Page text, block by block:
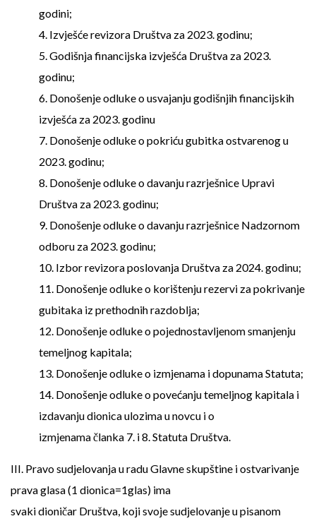
godini;
4. Izvješće revizora Društva za 2023. godinu;
5. Godišnja financijska izvješća Društva za 2023.
godinu;
6. Donošenje odluke o usvajanju godišnjih financijskih
izvješća za 2023. godinu
7. Donošenje odluke o pokriću gubitka ostvarenog u
2023. godinu;
8. Donošenje odluke o davanju razrješnice Upravi
Društva za 2023. godinu;
9. Donošenje odluke o davanju razrješnice Nadzornom
odboru za 2023. godinu;
10. Izbor revizora poslovanja Društva za 2024. godinu;
11. Donošenje odluke o korištenju rezervi za pokrivanje
gubitaka iz prethodnih razdoblja;
12. Donošenje odluke o pojednostavljenom smanjenju
temeljnog kapitala;
13. Donošenje odluke o izmjenama i dopunama Statuta;
14. Donošenje odluke o povećanju temeljnog kapitala i
izdavanju dionica ulozima u novcu i o
izmjenama članka 7. i 8. Statuta Društva.
III. Pravo sudjelovanja u radu Glavne skupštine i ostvarivanje
prava glasa (1 dionica=1glas) ima
svaki dioničar Društva, koji svoje sudjelovanje u pisanom